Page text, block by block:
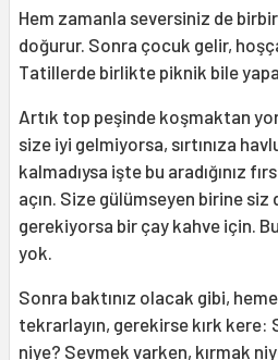
Hem zamanla seversiniz de
doğurur. Sonra çocuk gelir,
Tatillerde birlikte piknik bile
Artık top peşinde koşmaktan
size iyi gelmiyorsa, sırtınıza
kalmadıysa işte bu aradığınız
açın. Size gülümseyen birine siz
gerekiyorsa bir çay kahve için.
yok.
Sonra baktınız olacak gibi,
tekrarlayın, gerekirse kırk kere:
niye? Sevmek varken, kırmak